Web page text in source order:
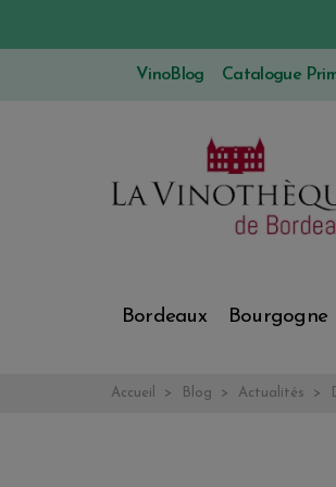
VinoBlog Catalogue
Bordeaux Bourgogne
Accueil Blog Actualités